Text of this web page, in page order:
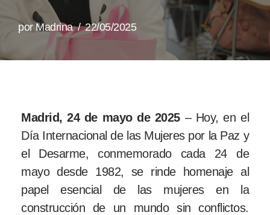
por Madrina 22/05/2025
Madrid, 24 de mayo de 2025– Hoy, en el
Día Internacional de las Mujeres por la Paz y
el Desarme, conmemorado cada 24 de
mayo desde 1982, se rinde homenaje al
papel esencial de las mujeres en la
construcción de un mundo sin conflictos.